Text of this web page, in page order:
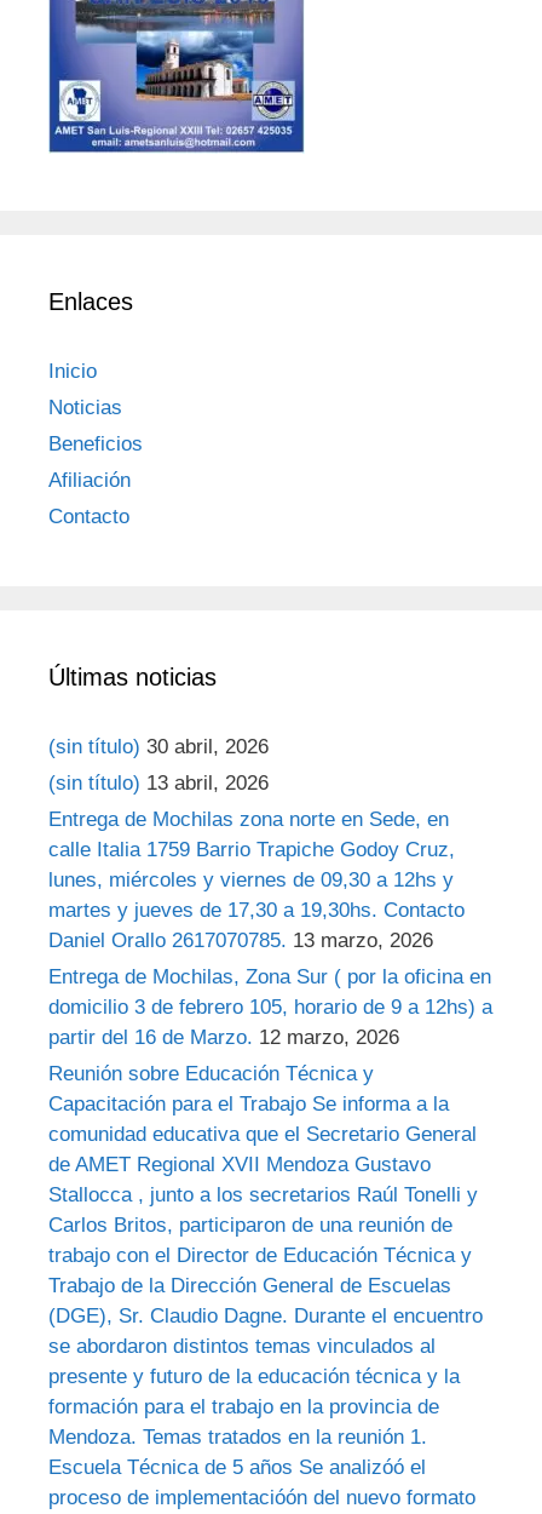
Enlaces
Inicio
Noticias
Beneficios
Afiliación
Contacto
Últimas noticias
(sin título) 30 abril, 2026
(sin título) 13 abril, 2026
Entrega de Mochilas zona norte en Sede, en
calle Italia 1759 Barrio Trapiche Godoy Cruz,
lunes, miércoles y viernes de 09,30 a 12hs y
martes y jueves de 17,30 a 19,30hs. Contacto
Daniel Orallo 2617070785. 13 marzo, 2026
Entrega de Mochilas, Zona Sur ( por la oficina en
domicilio 3 de febrero 105, horario de 9 a 12hs) a
partir del 16 de Marzo. 12 marzo, 2026
Reunión sobre Educación Técnica y
Capacitación para el Trabajo Se informa a la
comunidad educativa que el Secretario General
de AMET Regional XVII Mendoza Gustavo
Stallocca , junto a los secretarios Raúl Tonelli y
Carlos Britos, participaron de una reunión de
trabajo con el Director de Educación Técnica y
Trabajo de la Dirección General de Escuelas
(DGE), Sr. Claudio Dagne. Durante el encuentro
se abordaron distintos temas vinculados al
presente y futuro de la educación técnica y la
formación para el trabajo en la provincia de
Mendoza. Temas tratados en la reunión 1.
Escuela Técnica de 5 años Se analizóó el
proceso de implementacióón del nuevo formato